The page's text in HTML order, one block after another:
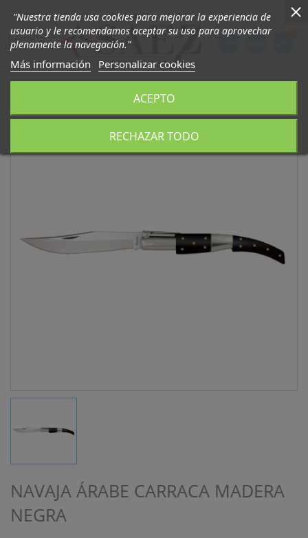

NAVAJA ÁRABE CARRACA MADERA
NEGRA
"Nuestra tienda usa cookies para mejorar la experiencia de
usuario y le recomendamos aceptar su uso para aprovechar
plenamente la navegación."
Más información Personalizar cookies
RECHAZAR TODO
ACEPTO